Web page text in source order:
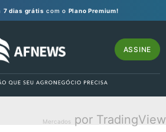
7 dias grátis com o Plano Premium!
ASSINE
Mercados por TradingView